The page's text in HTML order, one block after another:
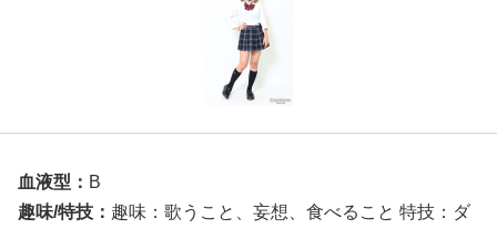
血液型： B
趣味/特技： 趣味：歌うこと、妄想、食べること 特技：ダ